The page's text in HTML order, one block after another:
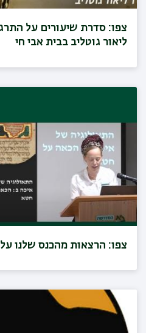
צפו: סדרת שיעורים על
ליאור גוטליב בבית אבי חי
צפו: הרצאות מהכנס שלנו